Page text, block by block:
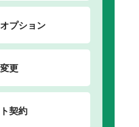
プション
更
契約